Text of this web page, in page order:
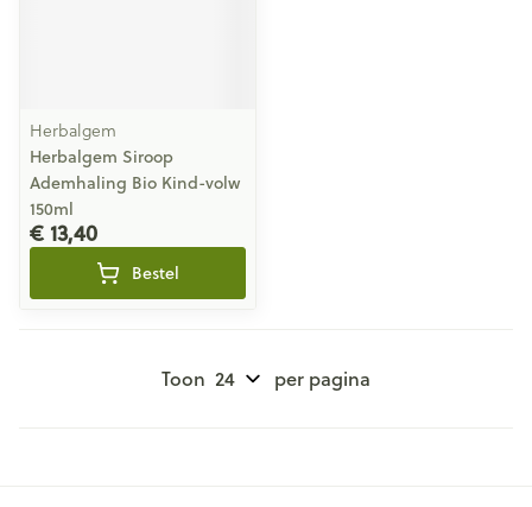
Herbalgem
Herbalgem Siroop
Ademhaling Bio Kind-volw
150ml
€ 13,40
Bestel
Toon per pagina